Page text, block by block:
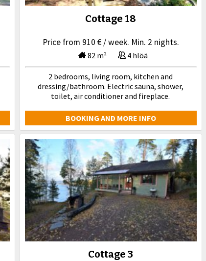
Cottage 18
Price from 910 € / week. Min. 2 nights.
82 m² 4 hlöä
2 bedrooms, living room, kitchen and
dressing/bathroom. Electric sauna, shower,
toilet, air conditioner and fireplace.
BOOKING AND MORE INFO
Cottage 3